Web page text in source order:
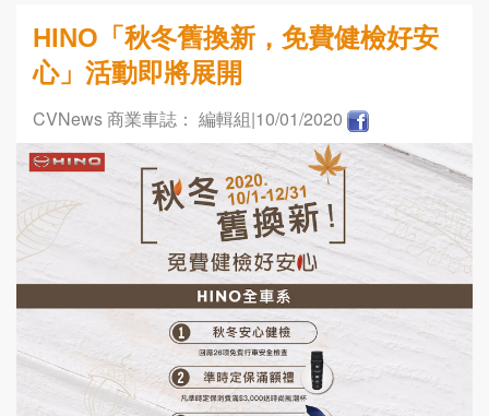
HINO「秋冬舊換新，免費健檢好安
心」活動即將展開
CVNews 商業車誌： 編輯組|10/01/2020